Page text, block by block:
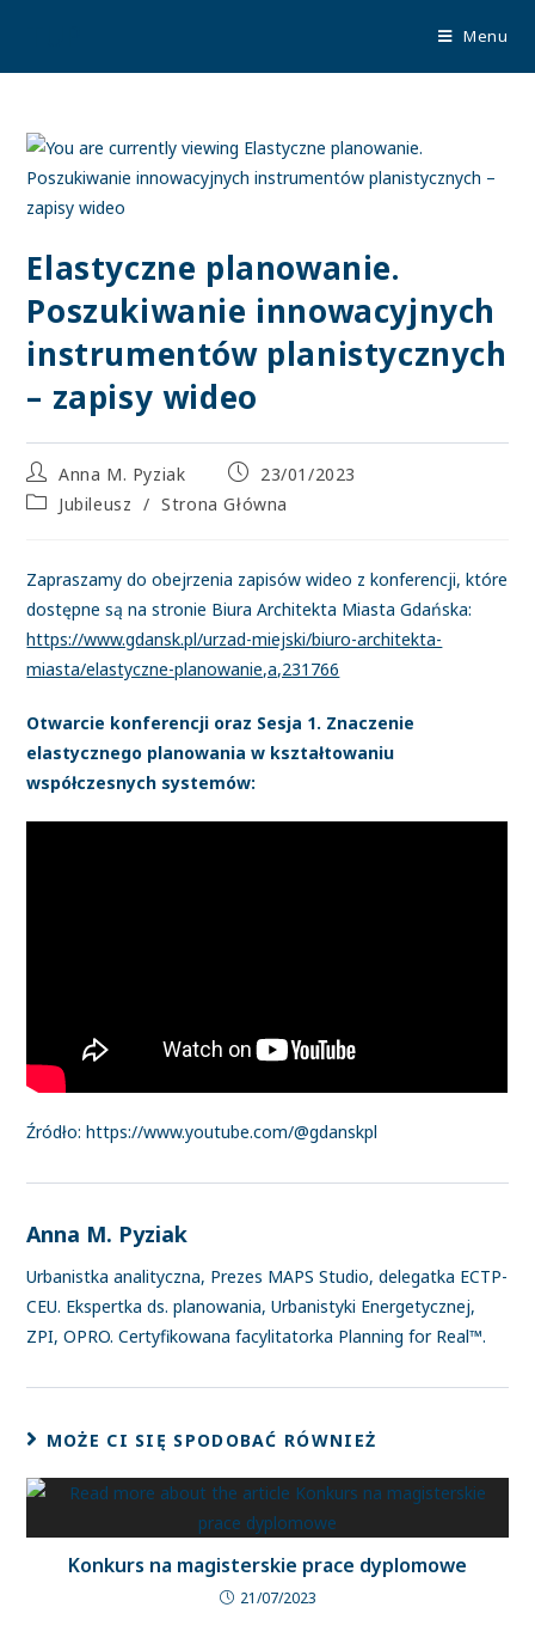
Menu
Elastyczne planowanie.
Poszukiwanie innowacyjnych
instrumentów planistycznych
– zapisy wideo
Anna M. Pyziak
23/01/2023
Jubileusz / Strona Główna
Zapraszamy do obejrzenia zapisów wideo z konferencji, które
dostępne są na stronie Biura Architekta Miasta Gdańska:
https://www.gdansk.pl/urzad-miejski/biuro-architekta-
miasta/elastyczne-planowanie,a,231766
Otwarcie konferencji oraz Sesja 1. Znaczenie
elastycznego planowania w kształtowaniu
współczesnych systemów:
Źródło: https://www.youtube.com/@gdanskpl
Anna M. Pyziak
Urbanistka analityczna, Prezes MAPS Studio, delegatka ECTP-
CEU. Ekspertka ds. planowania, Urbanistyki Energetycznej,
ZPI, OPRO. Certyfikowana facylitatorka Planning for Real™.
MOŻE CI SIĘ SPODOBAĆ RÓWNIEŻ
Konkurs na magisterskie prace dyplomowe
21/07/2023